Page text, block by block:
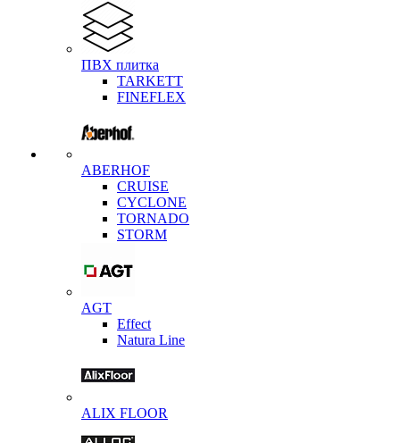
ПВХ плитка
TARKETT
FINEFLEX
ABERHOF
CRUISE
CYCLONE
TORNADO
STORM
AGT
Effect
Natura Line
ALIX FLOOR